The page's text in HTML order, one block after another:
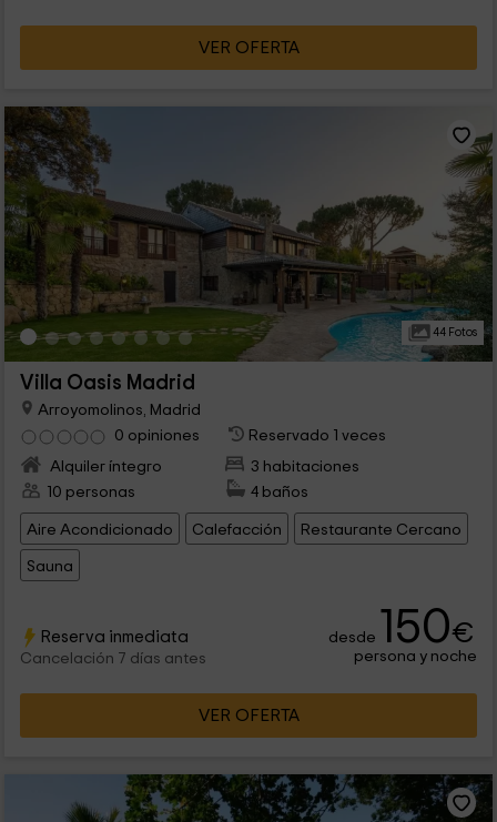
VER OFERTA
44 Fotos
Villa Oasis Madrid
Arroyomolinos, Madrid
0 opiniones
Reservado 1 veces
Alquiler íntegro
3 habitaciones
10 personas
4 baños
Aire Acondicionado Calefacción Restaurante Cercano
Sauna
Reserva inmediata
Cancelación 7 días antes
desde 150€
persona y noche
VER OFERTA